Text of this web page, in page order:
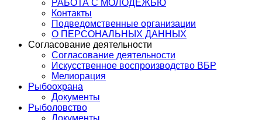
РАБОТА С МОЛОДЕЖЬЮ
Контакты
Подведомственные организации
О ПЕРСОНАЛЬНЫХ ДАННЫХ
Согласование деятельности
Согласование деятельности
Искусственное воспроизводство ВБР
Мелиорация
Рыбоохрана
Документы
Рыболовство
Документы